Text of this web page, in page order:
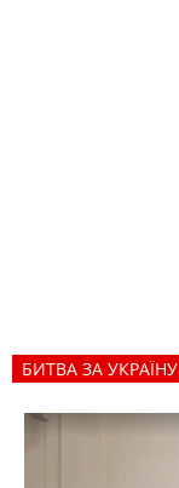
БИТВА ЗА УКРАЇНУ